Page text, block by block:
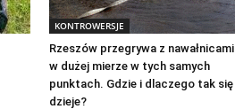
KONTROWERSJE
Rzeszów przegrywa z nawałnicami
w dużej mierze w tych samych
punktach. Gdzie i dlaczego tak się
dzieje?